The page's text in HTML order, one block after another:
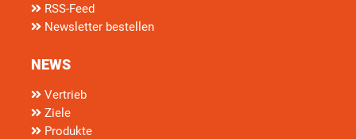
RSS-Feed
Newsletter bestellen
NEWS
Vertrieb
Ziele
Produkte